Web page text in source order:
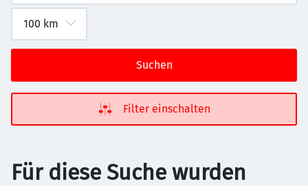
Suchen
Filter einschalten
Für diese Suche wurden